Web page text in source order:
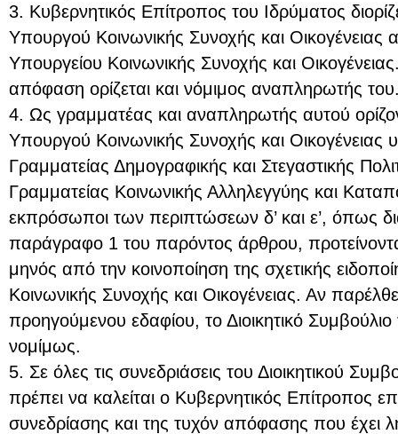
3. Κυβερνητικός Επίτροπος του Ιδρύματος
Υπουργού Κοινωνικής Συνοχής και
Υπουργείου Κοινωνικής Συνοχής και
απόφαση ορίζεται και νόμιμος αναπληρωτής
4. Ως γραμματέας και αναπληρωτής αυτού
Υπουργού Κοινωνικής Συνοχής και Οικογένειας
Γραμματείας Δημογραφικής και Στεγαστικής
Γραμματείας Κοινωνικής Αλληλεγγύης και
εκπρόσωποι των περιπτώσεων δ’ και ε’, όπως
παράγραφο 1 του παρόντος άρθρου,
μηνός από την κοινοποίηση της σχετικής
Κοινωνικής Συνοχής και Οικογένειας. Αν
προηγούμενου εδαφίου, το Διοικητικό Συμβούλιο
νομίμως.
5. Σε όλες τις συνεδριάσεις του Διοικητικού
πρέπει να καλείται ο Κυβερνητικός Επίτροπος
συνεδρίασης και της τυχόν απόφασης που έχει